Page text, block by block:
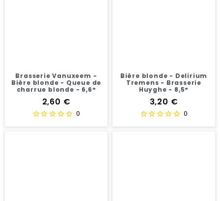
Brasserie Vanuxeem -
Bière blonde - Queue de
charrue blonde - 6,6°
Prix
2,60 €
0
Bière blonde - Delirium
Tremens - Brasserie
Huyghe - 8,5°
Prix
3,20 €
0